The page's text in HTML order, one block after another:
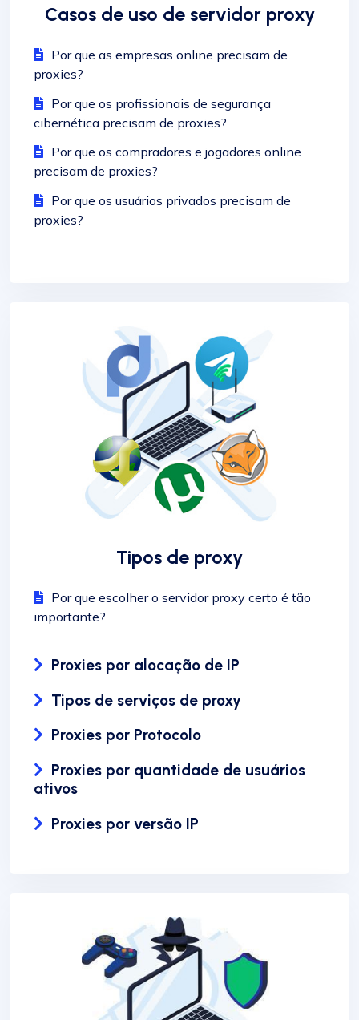
Casos de uso de servidor proxy
Por que as empresas online precisam de
proxies?
Por que os profissionais de segurança
cibernética precisam de proxies?
Por que os compradores e jogadores online
precisam de proxies?
Por que os usuários privados precisam de
proxies?
Tipos de proxy
Por que escolher o servidor proxy certo é tão
importante?
Proxies por alocação de IP
Tipos de serviços de proxy
Proxies por Protocolo
Proxies por quantidade de usuários
ativos
Proxies por versão IP